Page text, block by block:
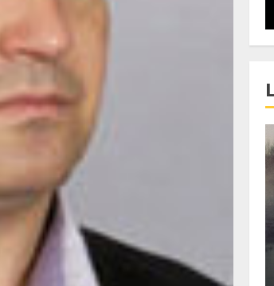
Stiinta
Lumina ar putea contribui
si ea la evaporarea apei in
natura